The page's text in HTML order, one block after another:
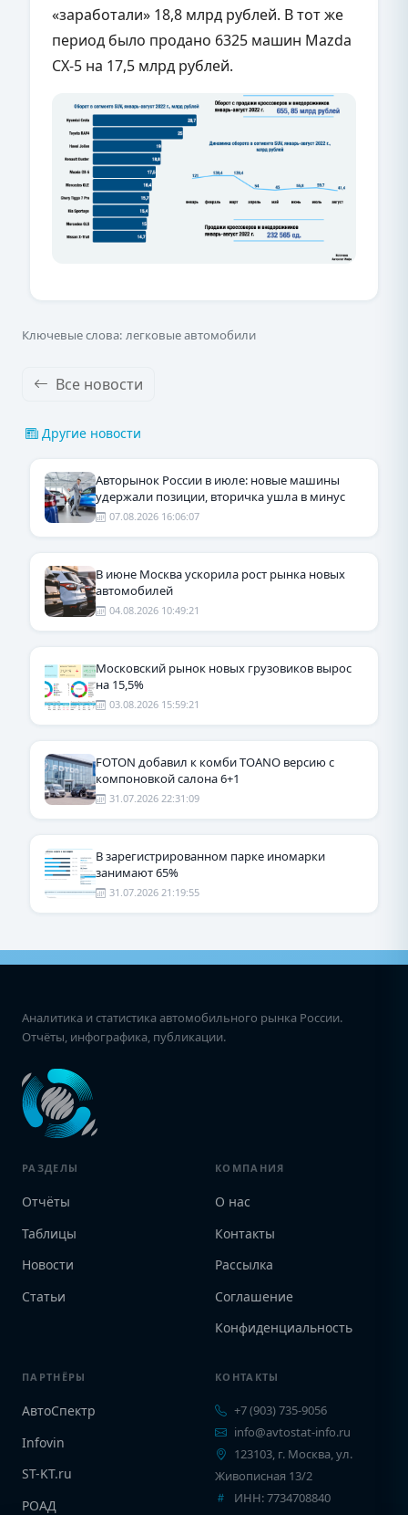
«заработали» 18,8 млрд рублей. В тот же
период было продано 6325 машин Mazda
CX-5 на 17,5 млрд рублей.
Ключевые слова: легковые автомобили
Все новости
Другие новости
Авторынок России в июле: новые машины
удержали позиции, вторичка ушла в минус
07.08.2026 16:06:07
В июне Москва ускорила рост рынка новых
автомобилей
04.08.2026 10:49:21
Московский рынок новых грузовиков вырос
на 15,5%
03.08.2026 15:59:21
FOTON добавил к комби TOANO версию с
компоновкой салона 6+1
31.07.2026 22:31:09
В зарегистрированном парке иномарки
занимают 65%
31.07.2026 21:19:55
Аналитика и статистика автомобильного рынка России.
Отчёты, инфографика, публикации.
РАЗДЕЛЫ
Отчёты
Таблицы
Новости
Статьи
КОМПАНИЯ
О нас
Контакты
Рассылка
Соглашение
Конфиденциальность
ПАРТНЁРЫ
АвтоСпектр
Infovin
ST-KT.ru
РОАД
КОНТАКТЫ
+7 (903) 735-9056
info@avtostat-info.ru
123103, г. Москва, ул.
Живописная 13/2
ИНН: 7734708840